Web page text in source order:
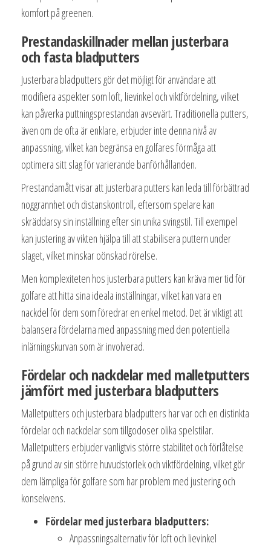
komfort på greenen.
Prestandaskillnader mellan justerbara
och fasta bladputters
Justerbara bladputters gör det möjligt för användare att
modifiera aspekter som loft, lievinkel och viktfördelning, vilket
kan påverka puttningsprestandan avsevärt. Traditionella putters,
även om de ofta är enklare, erbjuder inte denna nivå av
anpassning, vilket kan begränsa en golfares förmåga att
optimera sitt slag för varierande banförhållanden.
Prestandamått visar att justerbara putters kan leda till förbättrad
noggrannhet och distanskontroll, eftersom spelare kan
skräddarsy sin inställning efter sin unika svingstil. Till exempel
kan justering av vikten hjälpa till att stabilisera puttern under
slaget, vilket minskar oönskad rörelse.
Men komplexiteten hos justerbara putters kan kräva mer tid för
golfare att hitta sina ideala inställningar, vilket kan vara en
nackdel för dem som föredrar en enkel metod. Det är viktigt att
balansera fördelarna med anpassning med den potentiella
inlärningskurvan som är involverad.
Fördelar och nackdelar med malletputters
jämfört med justerbara bladputters
Malletputters och justerbara bladputters har var och en distinkta
fördelar och nackdelar som tillgodoser olika spelstilar.
Malletputters erbjuder vanligtvis större stabilitet och förlåtelse
på grund av sin större huvudstorlek och viktfördelning, vilket gör
dem lämpliga för golfare som har problem med justering och
konsekvens.
Fördelar med justerbara bladputters:
Anpassningsalternativ för loft och lievinkel